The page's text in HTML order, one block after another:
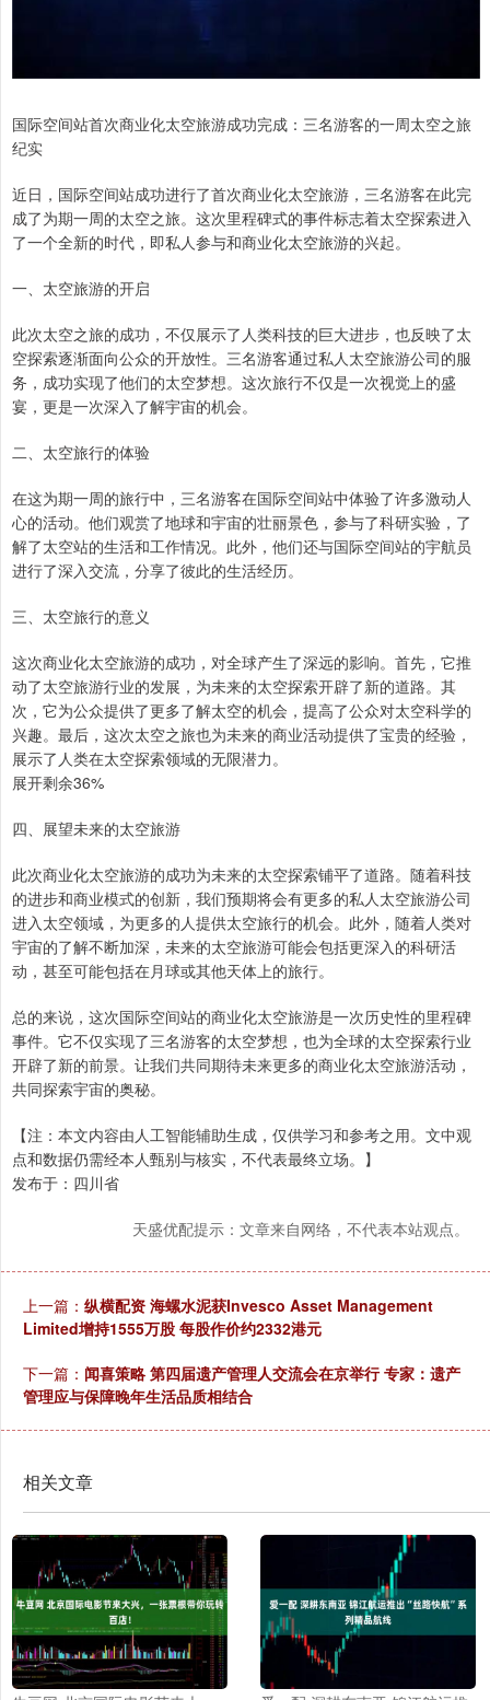
国际空间站首次商业化太空旅游成功完成：三名游客的一周太空之旅
纪实
近日，国际空间站成功进行了首次商业化太空旅游，三名游客在此完
成了为期一周的太空之旅。这次里程碑式的事件标志着太空探索进入
了一个全新的时代，即私人参与和商业化太空旅游的兴起。
一、太空旅游的开启
此次太空之旅的成功，不仅展示了人类科技的巨大进步，也反映了太
空探索逐渐面向公众的开放性。三名游客通过私人太空旅游公司的服
务，成功实现了他们的太空梦想。这次旅行不仅是一次视觉上的盛
宴，更是一次深入了解宇宙的机会。
二、太空旅行的体验
在这为期一周的旅行中，三名游客在国际空间站中体验了许多激动人
心的活动。他们观赏了地球和宇宙的壮丽景色，参与了科研实验，了
解了太空站的生活和工作情况。此外，他们还与国际空间站的宇航员
进行了深入交流，分享了彼此的生活经历。
三、太空旅行的意义
这次商业化太空旅游的成功，对全球产生了深远的影响。首先，它推
动了太空旅游行业的发展，为未来的太空探索开辟了新的道路。其
次，它为公众提供了更多了解太空的机会，提高了公众对太空科学的
兴趣。最后，这次太空之旅也为未来的商业活动提供了宝贵的经验，
展示了人类在太空探索领域的无限潜力。
展开剩余36%
四、展望未来的太空旅游
此次商业化太空旅游的成功为未来的太空探索铺平了道路。随着科技
的进步和商业模式的创新，我们预期将会有更多的私人太空旅游公司
进入太空领域，为更多的人提供太空旅行的机会。此外，随着人类对
宇宙的了解不断加深，未来的太空旅游可能会包括更深入的科研活
动，甚至可能包括在月球或其他天体上的旅行。
总的来说，这次国际空间站的商业化太空旅游是一次历史性的里程碑
事件。它不仅实现了三名游客的太空梦想，也为全球的太空探索行业
开辟了新的前景。让我们共同期待未来更多的商业化太空旅游活动，
共同探索宇宙的奥秘。
【注：本文内容由人工智能辅助生成，仅供学习和参考之用。文中观
点和数据仍需经本人甄别与核实，不代表最终立场。】
发布于：四川省
天盛优配提示：文章来自网络，不代表本站观点。
上一篇： 纵横配资 海螺水泥获Invesco Asset Management
Limited增持1555万股 每股作价约2332港元
下一篇： 闻喜策略 第四届遗产管理人交流会在京举行 专家：遗产
管理应与保障晚年生活品质相结合
相关文章